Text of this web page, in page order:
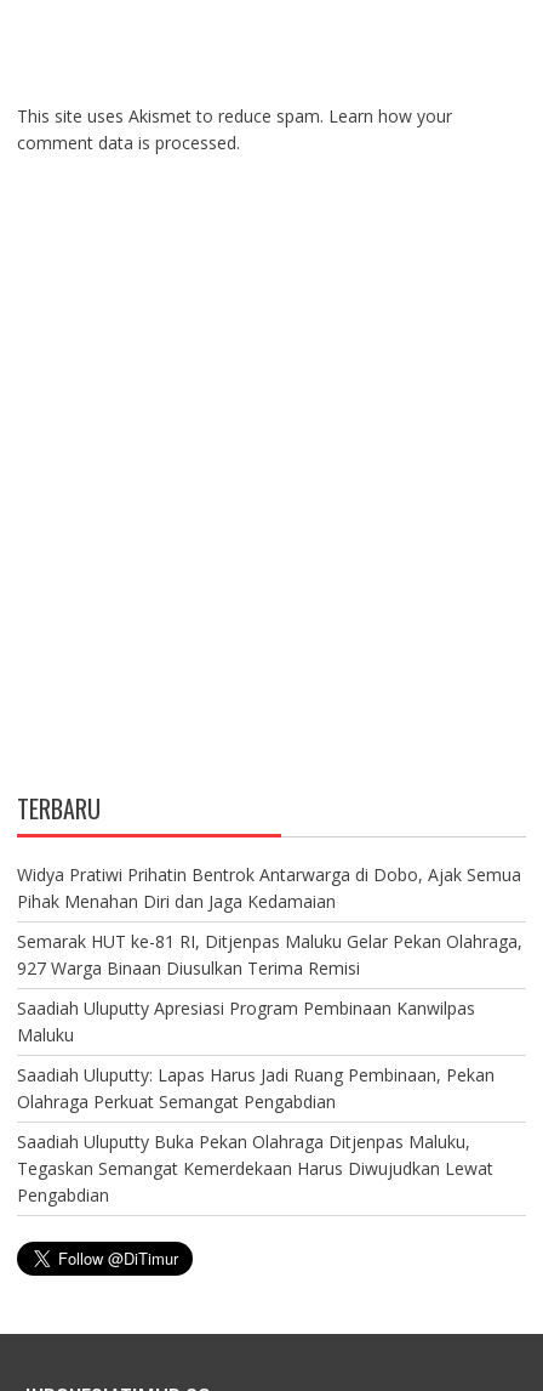
This site uses Akismet to reduce spam. Learn how your
comment data is processed.
TERBARU
Widya Pratiwi Prihatin Bentrok Antarwarga di Dobo, Ajak Semua
Pihak Menahan Diri dan Jaga Kedamaian
Semarak HUT ke-81 RI, Ditjenpas Maluku Gelar Pekan Olahraga,
927 Warga Binaan Diusulkan Terima Remisi
Saadiah Uluputty Apresiasi Program Pembinaan Kanwilpas
Maluku
Saadiah Uluputty: Lapas Harus Jadi Ruang Pembinaan, Pekan
Olahraga Perkuat Semangat Pengabdian
Saadiah Uluputty Buka Pekan Olahraga Ditjenpas Maluku,
Tegaskan Semangat Kemerdekaan Harus Diwujudkan Lewat
Pengabdian